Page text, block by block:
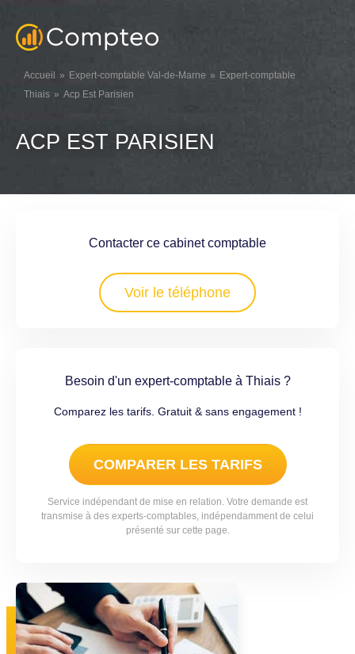
Accueil Expert-comptable Val-de-Marne
Expert-comptable
Thiais
Acp Est Parisien
ACP EST PARISIEN
Contacter ce cabinet comptable
Voir le téléphone
Besoin d'un expert-comptable à Thiais ?
Comparez les tarifs. Gratuit & sans engagement !
COMPARER LES TARIFS
Service indépendant de mise en relation. Votre demande est
transmise à des experts-comptables, indépendamment de celui
présenté sur cette page.